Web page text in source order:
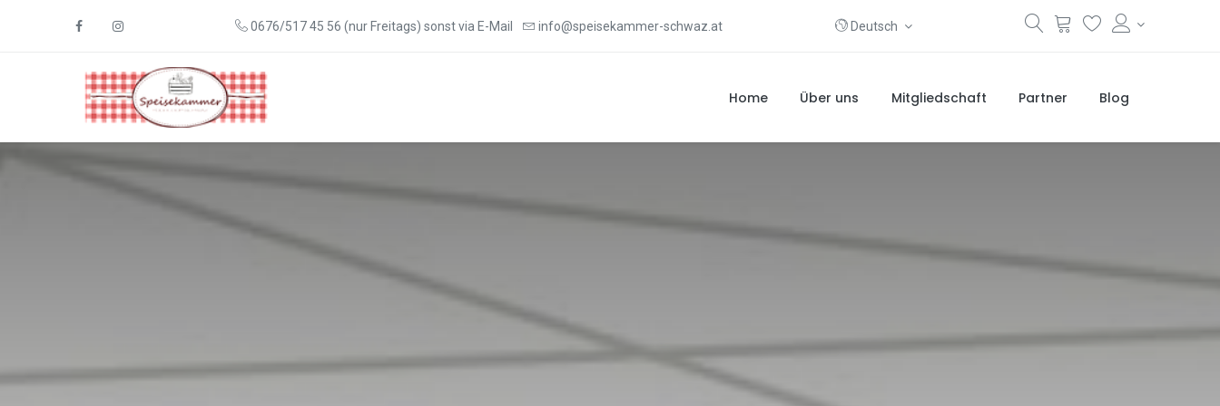
0676/517 45 56 (nur Freitags) sonst via E-Mail info@speisekammer-schwaz.at Deutsch
Home Über uns Mitgliedschaft Partner Blog